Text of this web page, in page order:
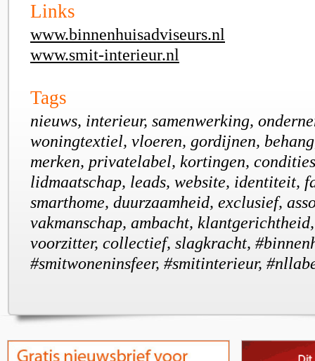
Links
www.binnenhuisadviseurs.nl
www.smit-interieur.nl
Tags
nieuws, interieur, samenwerking,
woningtextiel, vloeren, gordijnen,
merken, privatelabel, kortingen,
lidmaatschap, leads, website, identiteit,
smarthome, duurzaamheid, exclusief,
vakmanschap, ambacht,
voorzitter, collectief, slagkracht,
#smitwoneninsfeer, #smitinterieur,